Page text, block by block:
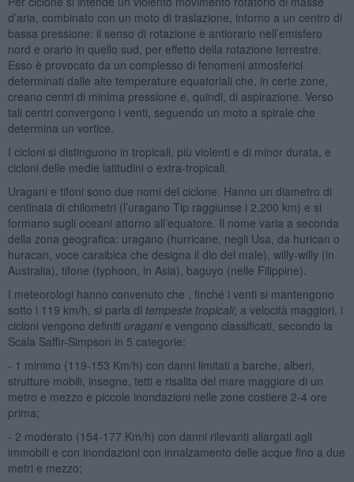
d’aria, combinato con un moto di traslazione, intorno a un centro di
bassa pressione: il senso di rotazione è antiorario nell’emisfero
nord e orario in quello sud, per effetto della rotazione terrestre.
Esso è provocato da un complesso di fenomeni atmosferici
determinati dalle alte temperature equatoriali che, in certe zone,
creano centri di minima pressione e, quindi, di aspirazione. Verso
tali centri convergono i venti, seguendo un moto a spirale che
determina un vortice.
I cicloni si distinguono in tropicali, più violenti e di minor durata, e
cicloni delle medie latitudini o extra-tropicali.
Uragani e tifoni sono due nomi del ciclone. Hanno un diametro di
centinaia di chilometri (l’uragano Tip raggiunse i 2.200 km) e si
formano sugli oceani attorno all’equatore. Il nome varia a seconda
della zona geografica: uragano (hurricane, negli Usa, da hurican o
huracan, voce caraibica che designa il dio del male), willy-willy (in
Australia), tifone (typhoon, in Asia), baguyo (nelle Filippine).
I meteorologi hanno convenuto che , finché i venti si mantengono
sotto i 119 km/h, si parla di tempeste tropicali; a velocità maggiori, i
cicloni vengono definiti uraganie vengono classificati, secondo la
Scala Saffir-Simpson in 5 categorie:
- 1 minimo (119-153 Km/h) con danni limitati a barche, alberi,
strutture mobili, insegne, tetti e risalita del mare maggiore di un
metro e mezzo e piccole inondazioni nelle zone costiere 2-4 ore
prima;
- 2 moderato (154-177 Km/h) con danni rilevanti allargati agli
immobili e con inondazioni con innalzamento delle acque fino a due
metri e mezzo;